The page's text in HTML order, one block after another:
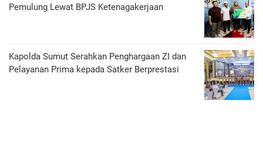
Pemulung Lewat BPJS Ketenagakerjaan
Kapolda Sumut Serahkan Penghargaan ZI dan
Pelayanan Prima kepada Satker Berprestasi